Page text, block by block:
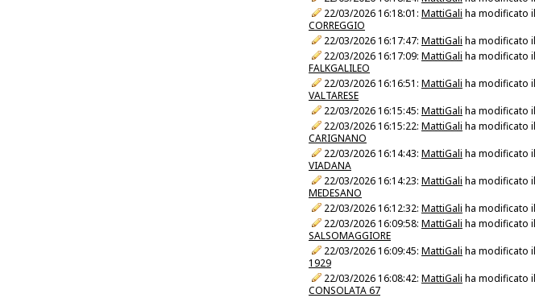
22/03/2026 16:18:01: MattiGali ha modificato
CORREGGIO
22/03/2026 16:17:47: MattiGali ha modificato
22/03/2026 16:17:09: MattiGali ha modificato
FALKGALILEO
22/03/2026 16:16:51: MattiGali ha modificato
VALTARESE
22/03/2026 16:15:45: MattiGali ha modificato
22/03/2026 16:15:22: MattiGali ha modificato
CARIGNANO
22/03/2026 16:14:43: MattiGali ha modificato
VIADANA
22/03/2026 16:14:23: MattiGali ha modificato
MEDESANO
22/03/2026 16:12:32: MattiGali ha modificato
22/03/2026 16:09:58: MattiGali ha modificato
SALSOMAGGIORE
22/03/2026 16:09:45: MattiGali ha modificato
1929
22/03/2026 16:08:42: MattiGali ha modificato
CONSOLATA 67